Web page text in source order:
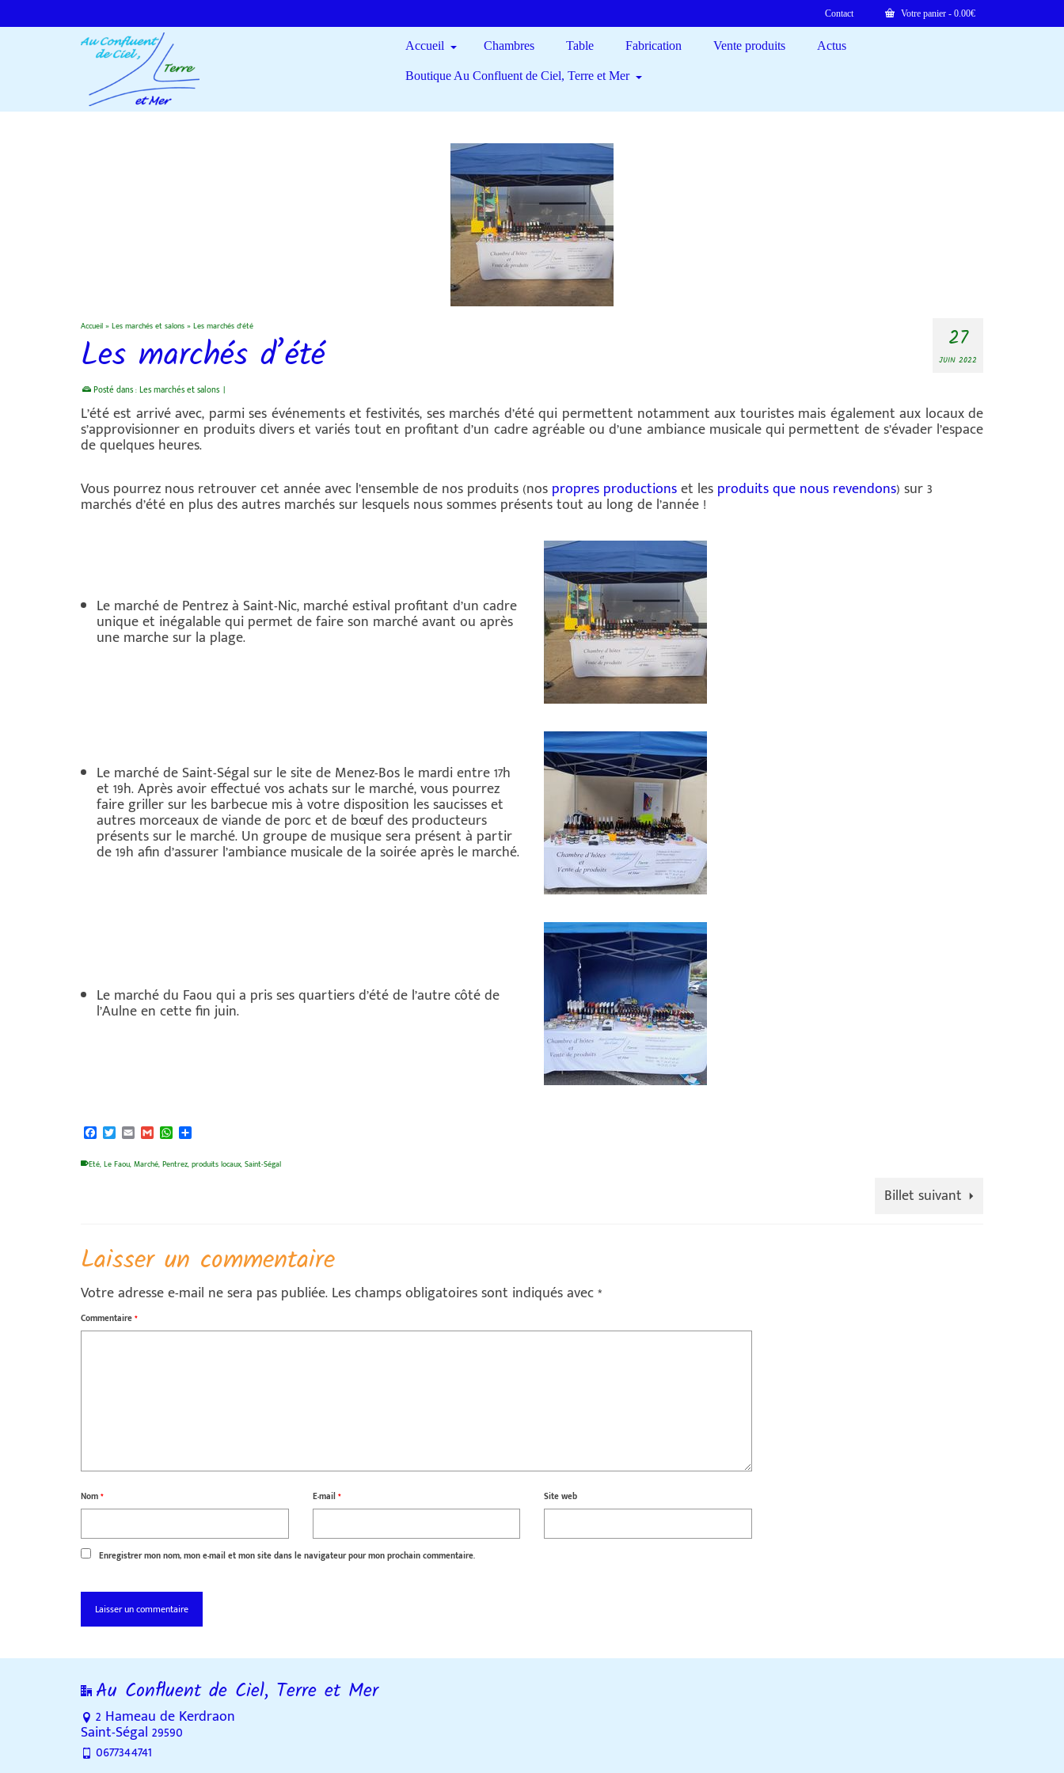
Contact Votre panier - 0.00€
Accueil Chambres Table Fabrication Vente produits Actus
Boutique Au Confluent de Ciel, Terre et Mer
27
JUIN 2022
Accueil»Les marchés et salons»Les marchés d’été
Les marchés d’été
Posté dans :Les marchés et salons |
L’été est arrivé avec, parmi ses événements et festivités, ses marchés d’été qui permettent notamment aux touristes mais également aux locaux de
s’approvisionner en produits divers et variés tout en profitant d’un cadre agréable ou d’une ambiance musicale qui permettent de s’évader l’espace
de quelques heures.
Vous pourrez nous retrouver cet année avec l’ensemble de nos produits (nos propres productionset les produits que nous revendons) sur 3
marchés d’été en plus des autres marchés sur lesquels nous sommes présents tout au long de l’année !
Le marché de Pentrez à Saint-Nic, marché estival profitant d’un cadre
unique et inégalable qui permet de faire son marché avant ou après
une marche sur la plage.
Le marché de Saint-Ségal sur le site de Menez-Bos le mardi entre 17h
et 19h. Après avoir effectué vos achats sur le marché, vous pourrez
faire griller sur les barbecue mis à votre disposition les saucisses et
autres morceaux de viande de porc et de bœuf des producteurs
présents sur le marché. Un groupe de musique sera présent à partir
de 19h afin d’assurer l’ambiance musicale de la soirée après le marché.
Le marché du Faou qui a pris ses quartiers d’été de l’autre côté de
l’Aulne en cette fin juin.
Facebook
TwitterEmailGmailWhatsApp
Eté,Le Faou,Marché,Pentrez,produits locaux,Saint-Ségal
Billet suivant
Laisser un commentaire
Votre adresse e-mail ne sera pas publiée. Les champs obligatoires sont indiqués avec*
Commentaire*
Nom* E-mail* Site web
Enregistrer mon nom, mon e-mail et mon site dans le navigateur pour mon prochain commentaire.
Au Confluent de Ciel, Terre et Mer
2 Hameau de Kerdraon
Saint-Ségal 29590
0677344741